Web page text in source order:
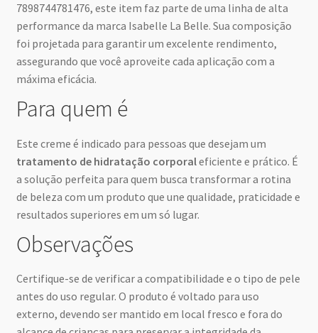
7898744781476, este item faz parte de uma linha de alta
performance da marca Isabelle La Belle. Sua composição
foi projetada para garantir um excelente rendimento,
assegurando que você aproveite cada aplicação com a
máxima eficácia.
Para quem é
Este creme é indicado para pessoas que desejam um
tratamento de hidratação corporaleficiente e prático. É
a solução perfeita para quem busca transformar a rotina
de beleza com um produto que une qualidade, praticidade e
resultados superiores em um só lugar.
Observações
Certifique-se de verificar a compatibilidade e o tipo de pele
antes do uso regular. O produto é voltado para uso
externo, devendo ser mantido em local fresco e fora do